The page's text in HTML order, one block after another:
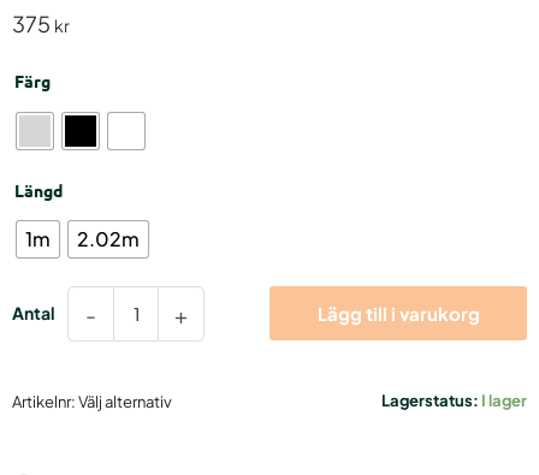
375 kr
Färg
Längd
1m 2.02m
-
IL
43x30mm
+ Lägg till i varukorg
Lagerstatus: I lager
Artikelnr:Välj alternativ